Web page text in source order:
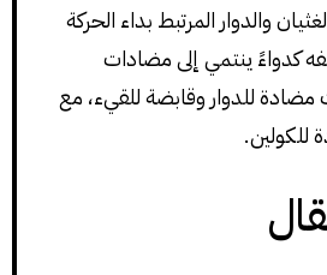
والدوار المرتبط بداء الحركة
كدواءً ينتمي إلى مضادات
مضادة للدوار وقابضة للقيء، مع